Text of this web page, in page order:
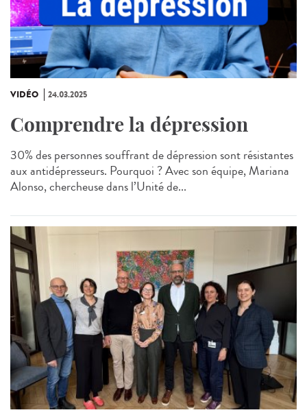
VIDÉO 24.03.2025
Comprendre la dépression
30% des personnes souffrant de dépression sont résistantes
aux antidépresseurs. Pourquoi ? Avec son équipe, Mariana
Alonso, chercheuse dans l’Unité de...